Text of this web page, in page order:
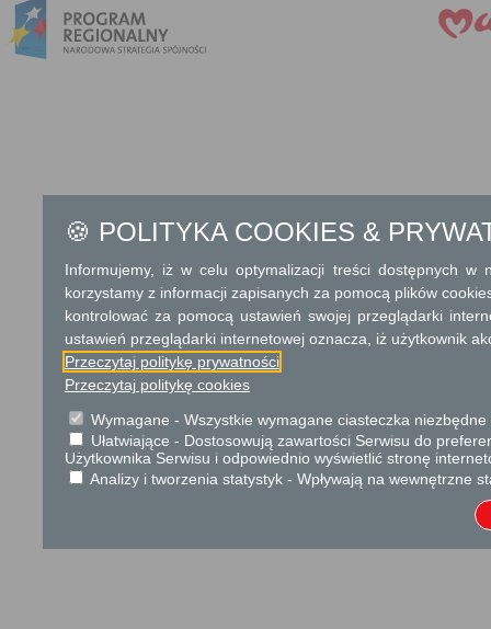
🍪 POLITYKA COOKIES &
Informujemy, iż w celu optymalizacji treści dostępnych w
korzystamy z informacji zapisanych za pomocą plików
kontrolować za pomocą ustawień swojej przeglądarki
ustawień przeglądarki internetowej oznacza, iż użytkownik
Przeczytaj politykę prywatności
Przeczytaj politykę cookies
Wymagane - Wszystkie wymagane ciasteczka
Ułatwiające - Dostosowują zawartości Serwisu do
Użytkownika Serwisu i odpowiednio wyświetlić stronę
Analizy i tworzenia statystyk - Wpływają na wewnętrzne